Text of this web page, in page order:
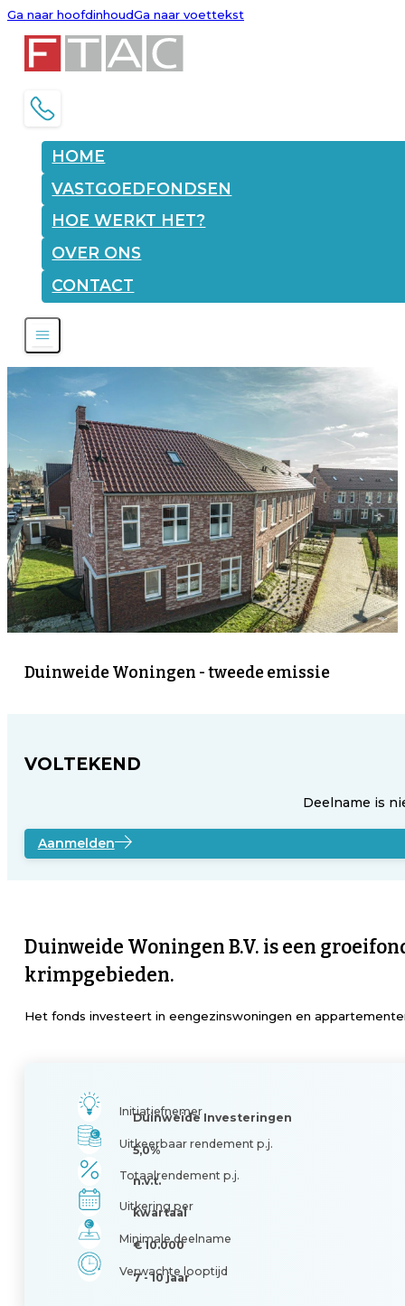
Ga naar hoofdinhoudGa naar voettekst
HOME
VASTGOEDFONDSEN
HOE WERKT HET?
OVER ONS
CONTACT
Duinweide Woningen - tweede emissie
VOLTEKEND
Deelname is
Aanmelden
Duinweide Woningen B.V. is een
krimpgebieden.
Het fonds investeert in eengezinswoningen en
Initiatiefnemer
Duinweide Investeringen
Uitkeerbaar rendement p.j.
5,0%
Totaalrendement p.j.
n.v.t.
Uitkering per
kwartaal
Minimale deelname
€ 10.000
Verwachte looptijd
7 - 10 jaar